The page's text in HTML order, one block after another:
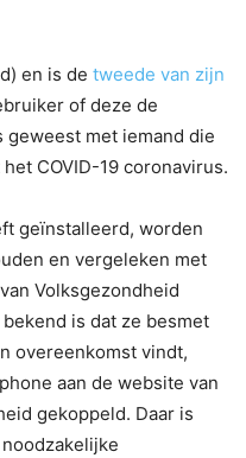
en is de tweede van zijn
of deze de
geweest met iemand die
COVID-19 coronavirus.
geïnstalleerd, worden
en vergeleken met
Volksgezondheid
is dat ze besmet
overeenkomst vindt,
aan de website van
gekoppeld. Daar is